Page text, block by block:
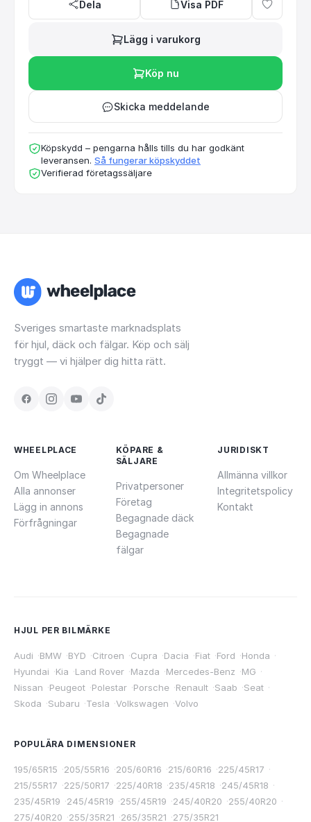
Dela Visa PDF
Lägg i varukorg
Köp nu
Skicka meddelande
Köpskydd – pengarna hålls tills du har godkänt
leveransen. Så fungerar köpskyddet
Verifierad företagssäljare
Sveriges smartaste marknadsplats
för hjul, däck och fälgar. Köp och sälj
tryggt — vi hjälper dig hitta rätt.
WHEELPLACE
Om Wheelplace
Alla annonser
Lägg in annons
Förfrågningar
KÖPARE &
SÄLJARE
Privatpersoner
Företag
Begagnade däck
Begagnade
fälgar
JURIDISKT
Allmänna villkor
Integritetspolicy
Kontakt
HJUL PER BILMÄRKE
Audi ·BMW ·BYD ·Citroen ·Cupra ·Dacia ·Fiat ·Ford ·Honda ·
Hyundai ·Kia ·Land Rover ·Mazda ·Mercedes-Benz ·MG ·
Nissan ·Peugeot ·Polestar ·Porsche ·Renault ·Saab ·Seat ·
Skoda ·Subaru ·Tesla ·Volkswagen ·Volvo
POPULÄRA DIMENSIONER
195/65R15 ·205/55R16 ·205/60R16 ·215/60R16 ·225/45R17 ·
215/55R17 ·225/50R17 ·225/40R18 ·235/45R18 ·245/45R18 ·
235/45R19 ·245/45R19 ·255/45R19 ·245/40R20 ·255/40R20 ·
275/40R20 ·255/35R21 ·265/35R21 ·275/35R21